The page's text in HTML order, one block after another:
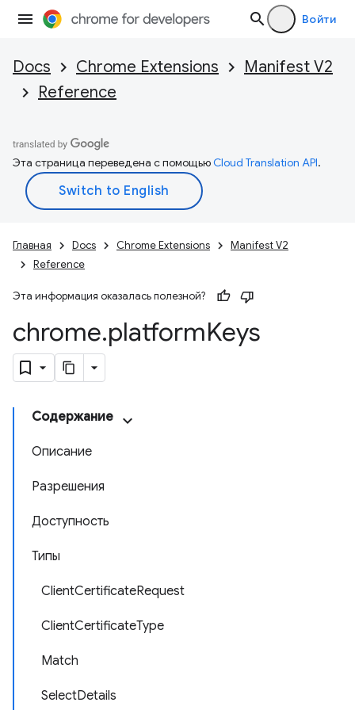
Войти
Docs Chrome Extensions
Manifest V2
Reference
Эта страница переведена с помощьюCloud Translation API.
Главная Docs Chrome Extensions
Manifest V2
Reference
Эта информация оказалась полезной?
chrome.platformKeys
Содержание
Описание
Разрешения
Доступность
Типы
ClientCertificateRequest
ClientCertificateType
Match
SelectDetails